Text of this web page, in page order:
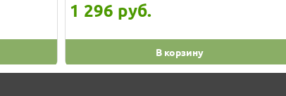
1 296 руб.
В корзину